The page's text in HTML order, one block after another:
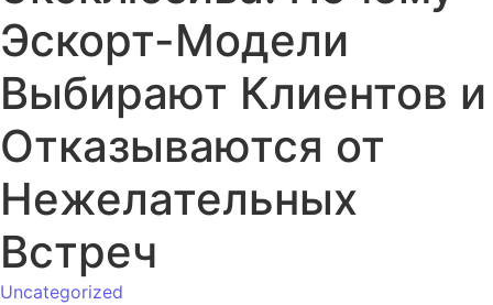
Эскорт-Модели
Выбирают Клиентов и
Отказываются от
Нежелательных
Встреч
Uncategorized